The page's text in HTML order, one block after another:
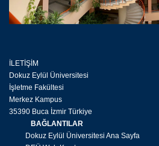
İLETİŞİM
Dokuz Eylül Üniversitesi
İşletme Fakültesi
Merkez Kampus
35390 Buca İzmir Türkiye
BAĞLANTILAR
Dokuz Eylül Üniversitesi Ana Sayfa